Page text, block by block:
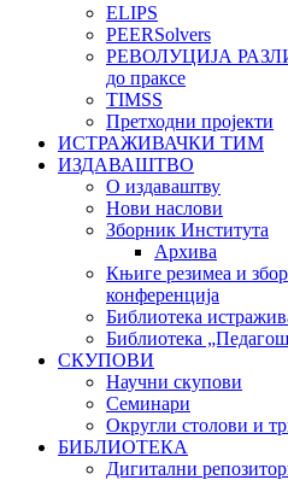
ELIPS
PEERSolvers
РЕВОЛУЦИЈА
до праксе
TIMSS
Претходни пројекти
ИСТРАЖИВАЧКИ ТИМ
ИЗДАВАШТВО
О издаваштву
Нови наслови
Зборник Института
Архива
Књиге резимеа и
конференција
Библиотека
Библиотека
СКУПОВИ
Научни скупови
Семинари
Округли столови и
БИБЛИОТЕКА
Дигитални